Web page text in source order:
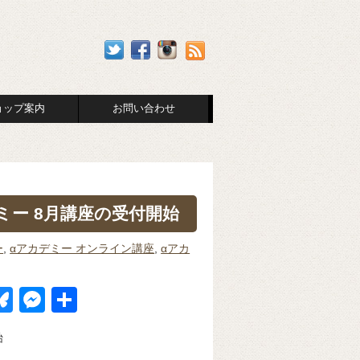
ップ案内 お問い合わせ
ー 8月講座の受付開始
,αアカデミー オンライン講座 ,αアカ
Bl
M